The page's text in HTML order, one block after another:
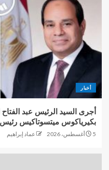
أخبار
أجرى السيد الرئيس عبد الفتاح
بكيرياكوس ميتسوتاكيس رئيس
5 أغسطس، 2026 عماد إبراهيم